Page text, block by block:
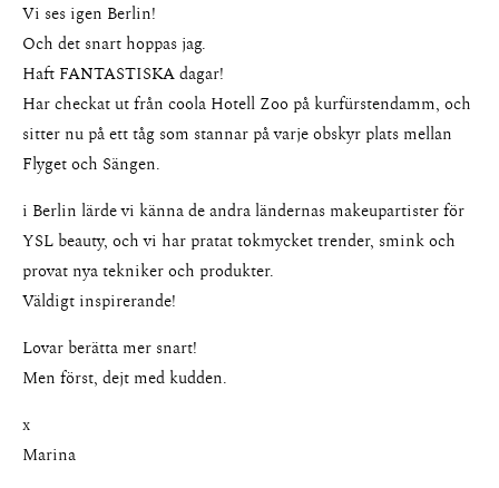
Portfolio
Vi ses igen Berlin!
Och det snart hoppas jag.
Haft FANTASTISKA dagar!
Har checkat ut från coola Hotell Zoo på kurfürstendamm, och
sitter nu på ett tåg som stannar på varje obskyr plats mellan
Flyget och Sängen.
i Berlin lärde vi känna de andra ländernas makeupartister för
YSL beauty, och vi har pratat tokmycket trender, smink och
provat nya tekniker och produkter.
Väldigt inspirerande!
Lovar berätta mer snart!
Men först, dejt med kudden.
x
Marina